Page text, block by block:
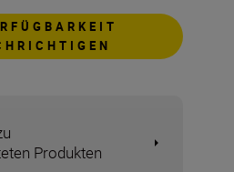
Produkten